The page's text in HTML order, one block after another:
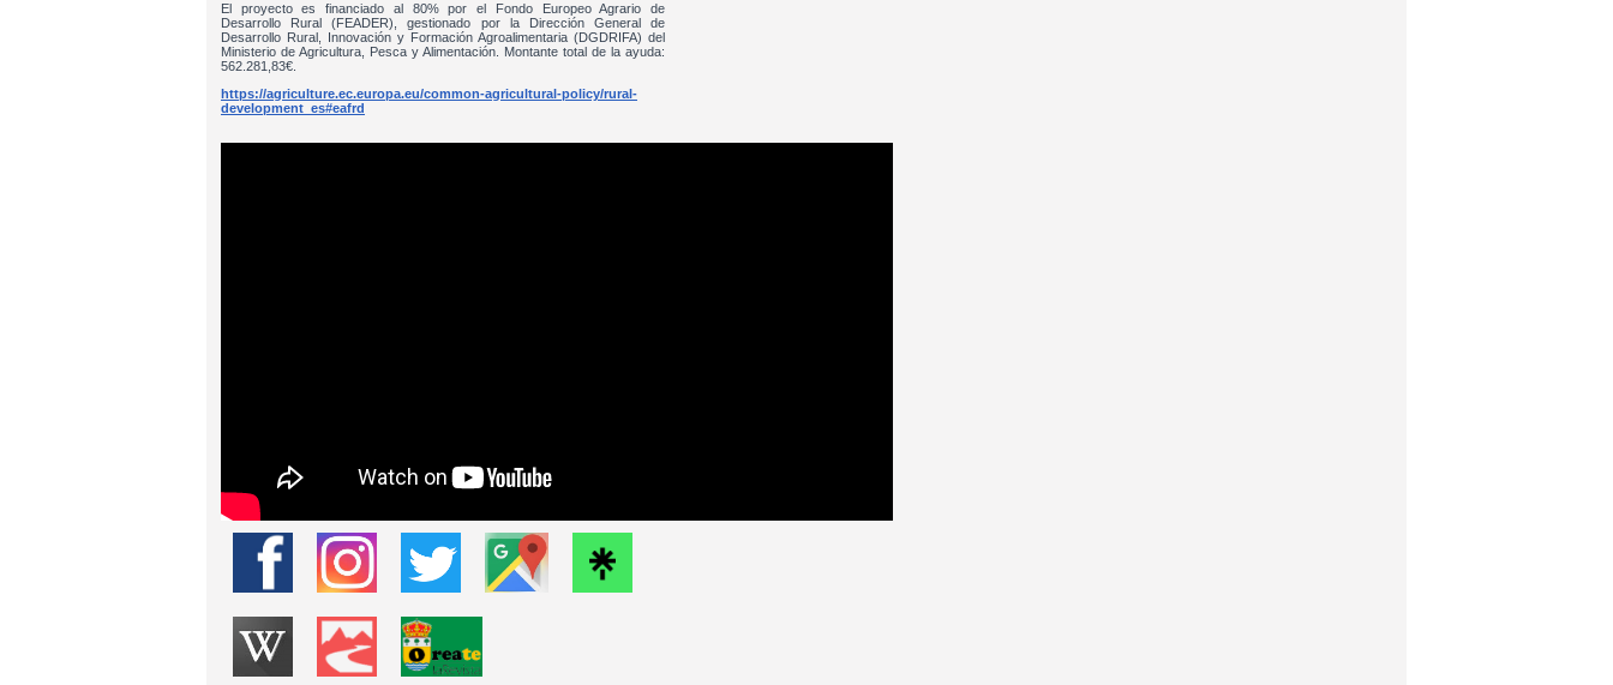
El proyecto es financiado al 80% por el Fondo Europeo Agrario de
Desarrollo Rural (FEADER), gestionado por la Dirección General de
Desarrollo Rural, Innovación y Formación Agroalimentaria (DGDRIFA) del
Ministerio de Agricultura, Pesca y Alimentación. Montante total de la ayuda:
562.281,83€.
https://agriculture.ec.europa.eu/common-agricultural-policy/rural-
development_es#eafrd